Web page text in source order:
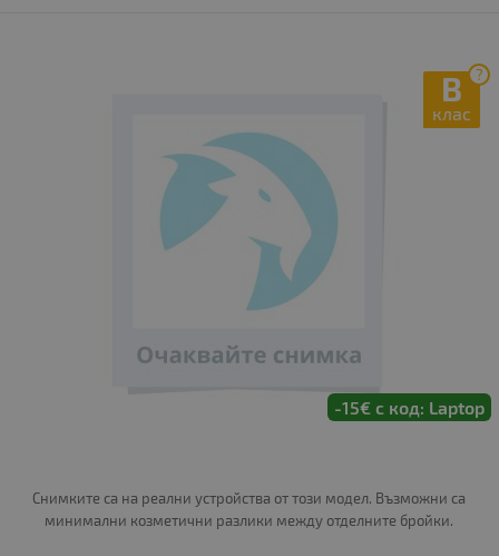
-15€ с код: Laptop
?
B
клас
Снимките са на реални устройства от този модел. Възможни са
минимални козметични разлики между отделните бройки.